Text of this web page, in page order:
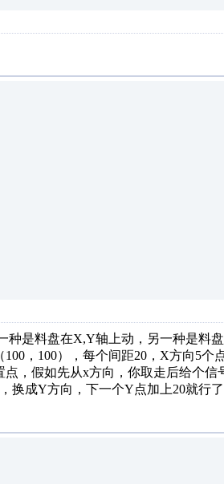
种是料盘在X,Y轴上动，另一种是料
，100），每个间距20，X方向5个
，假如先从x方向，你取走后给个
换成Y方向，下一个Y点加上20就行了